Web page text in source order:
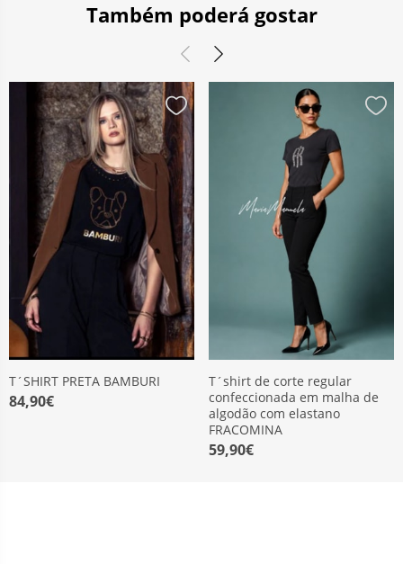
Também poderá gostar
T´SHIRT PRETA BAMBURI
84,90€
T´shirt de corte regular
confeccionada em malha de
algodão com elastano
FRACOMINA
59,90€